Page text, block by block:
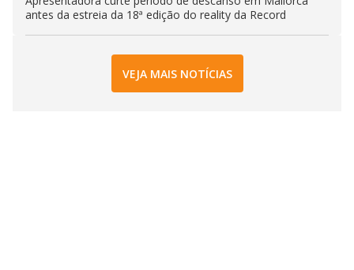
antes da estreia da 18ª edição do reality da Record
VEJA MAIS NOTÍCIAS